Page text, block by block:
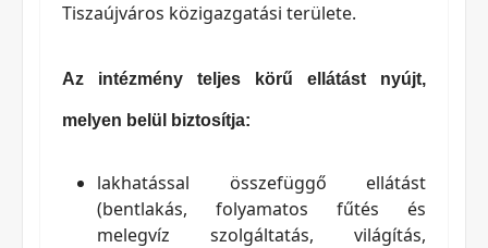
Tiszaújváros közigazgatási területe.
Az intézmény teljes körű ellátást nyújt,
melyen belül biztosítja:
lakhatással összefüggő ellátást
(bentlakás, folyamatos fűtés és
melegvíz szolgáltatás, világítás,